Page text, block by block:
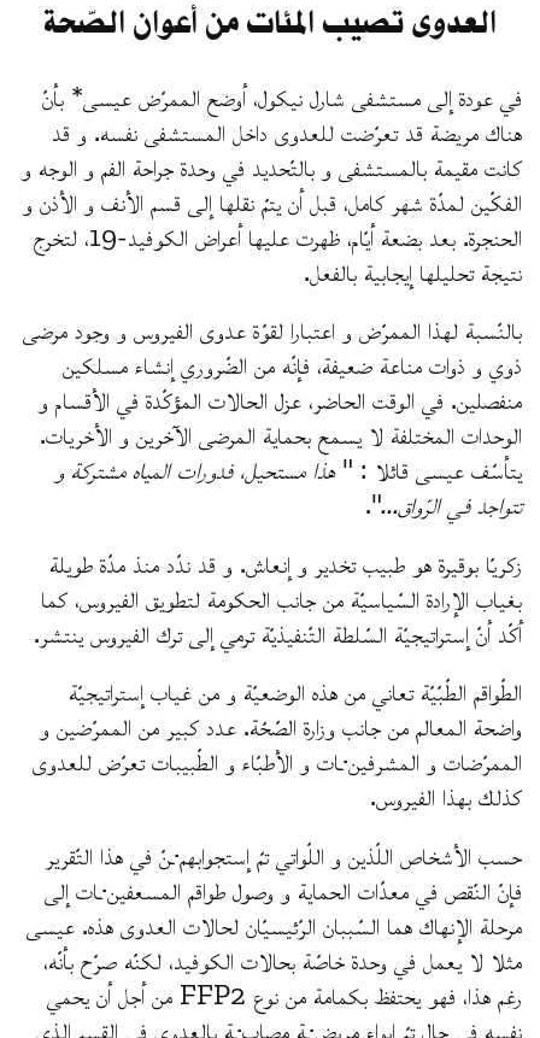
العدوى تصيب المئات من أعوان الصّحة
في عودة إلى مستشفى شارل نيكول، أوضح الممرّض عيسى* بأنّ
هناك مريضة قد تعرّضت للعدوى داخل المستشفى نفسه. و قد
كانت مقيمة بالمستشفى و بالتّحديد في وحدة جراحة الفم و الوجه و
الفكّين لمدّة شهر كامل، قبل أن يتمّ نقلها إلى قسم الأنف و الأذن و
الحنجرة. بعد بضعة أيّام، ظهرت عليها أعراض الكوفيد-19، لتخرج
نتيجة تحليلها إيجابية بالفعل.
بالنّسبة لهذا الممرّض و اعتبارا لقوّة عدوى الفيروس و وجود مرضى
ذوي و ذوات مناعة ضعيفة، فإنّه من الضّروري إنشاء مسلكين
منفصلين. في الوقت الحاضر، عزل الحالات المؤكّدة في الأقسام و
الوحدات المختلفة لا يسمح بحماية المرضى الآخرين و الأخريات.
يتأسّف عيسى قائلا : "هذا مستحيل، فدورات المياه مشتركة و
تتواجد في الرّواق...".
زكريّا بوقيرة هو طبيب تخدير و إنعاش. و قد ندّد منذ مدّة طويلة
بغياب الإرادة السّياسيّة من جانب الحكومة لتطويق الفيروس، كما
أكّد أنّ إستراتيجيّة السّلطة التّنفيذيّة ترمي إلى ترك الفيروس ينتشر.
الطّواقم الطّبّيّة تعاني من هذه الوضعيّة و من غياب إستراتيجيّة
واضحة المعالم من جانب وزارة الصّحّة. عدد كبير من الممرّضين و
الممرّضات و المشرفين·ـات و الأطبّاء و الطّبيبات تعرّض للعدوى
كذلك بهذا الفيروس.
حسب الأشخاص اللّذين و اللّواتي تمّ إستجوابهم·ـنّ في هذا التّقرير
فإنّ النّقص في معدّات الحماية و وصول طواقم المسعفين·ـات إلى
مرحلة الإنهاك هما السّببان الرّئيسيّان لحالات العدوى هذه. عيسى
مثلا لا يعمل في وحدة خاصّة بحالات الكوفيد، لكنّه صرّح بأنّه،
رغم هذا، فهو يحتفظ بكمامة من نوع FFP2 من أجل أن يحمي
نفسه في حال تمّ إيواء مريض·ـة مصاب·ـة بالعدوى في القسم الذي